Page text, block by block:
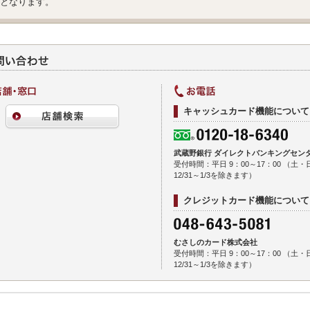
キャッシュカード機能について
武蔵野銀行 ダイレクトバンキングセン
受付時間：平日 9：00～17：00 （土・
12/31～1/3を除きます）
クレジットカード機能について
むさしのカード株式会社
受付時間：平日 9：00～17：00 （土・
12/31～1/3を除きます）